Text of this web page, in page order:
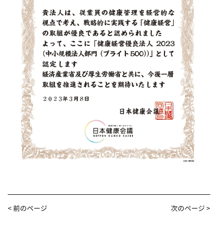
< 前のページ 次のページ >